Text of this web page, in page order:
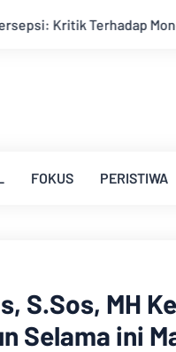
oleh Media dan
FOKUS PERISTIWA
S.Sos, MH
Selama ini